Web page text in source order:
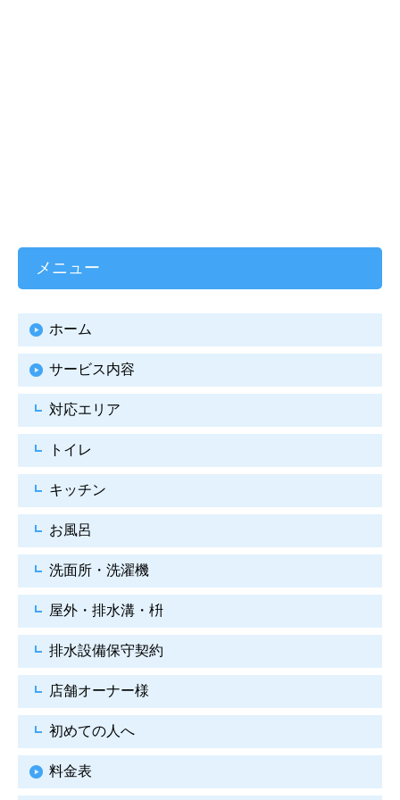
メニュー
ホーム
サービス内容
対応エリア
トイレ
キッチン
お風呂
洗面所・洗濯機
屋外・排水溝・枡
排水設備保守契約
店舗オーナー様
初めての人へ
料金表